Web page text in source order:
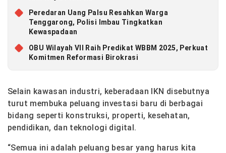
Peredaran Uang Palsu Resahkan Warga
Tenggarong, Polisi Imbau Tingkatkan
Kewaspadaan
OBU Wilayah VII Raih Predikat WBBM 2025, Perkuat
Komitmen Reformasi Birokrasi
Selain kawasan industri, keberadaan IKN disebutnya
turut membuka peluang investasi baru di berbagai
bidang seperti konstruksi, properti, kesehatan,
pendidikan, dan teknologi digital.
“Semua ini adalah peluang besar yang harus kita